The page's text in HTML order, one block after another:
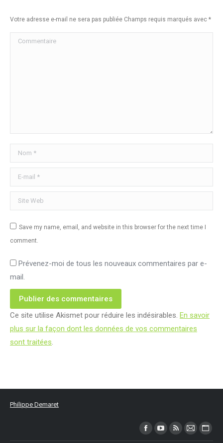
Votre adresse e-mail ne sera pas publiée Champs requis marqués avec *
Commentaire
Nom *
E-mail *
Site Web
Save my name, email, and website in this browser for the next time I
comment.
Prévenez-moi de tous les nouveaux commentaires par e-
mail.
Publier des commentaires
Ce site utilise Akismet pour réduire les indésirables. En savoir
plus sur la façon dont les données de vos commentaires
sont traitées.
Philippe Demaret
Facebook
YouTubeRSS Mail Site